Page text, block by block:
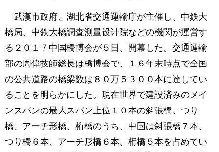
武漢市政府、湖北省交通運輸庁が主催し、中鉄大
橋局、中鉄大橋調査測量设计院などの機関が運営す
る２０１７中国橋博会が５日、開幕した。交通運輸
部の周偉技師総長は橋博会で、１６年末時点で全国
の公共道路の橋梁数は８０万５３００本に達してい
ることを明らかにした。現在世界で建設済みのメイ
ンスパンの最大スパン上位１０本の斜張橋、つり
橋、アーチ形橋、桁橋のうち、中国は斜張橋７本、
つり橋６本、アーチ形橋６本、桁橋５本を占めてい